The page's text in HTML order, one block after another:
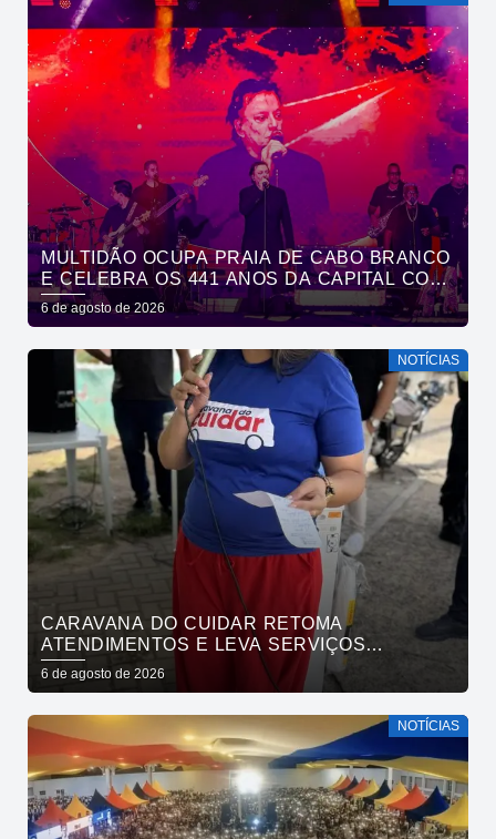
MULTIDÃO OCUPA PRAIA DE CABO BRANCO
E CELEBRA OS 441 ANOS DA CAPITAL COM
SHOWS DE ROUPA NOVA E FÁBIO JR
6 de agosto de 2026
NOTÍCIAS
CARAVANA DO CUIDAR RETOMA
ATENDIMENTOS E LEVA SERVIÇOS
GRATUITOS AO BAIRRO DE OITIZEIRO
NESTA SEXTA-FEIRA
6 de agosto de 2026
NOTÍCIAS